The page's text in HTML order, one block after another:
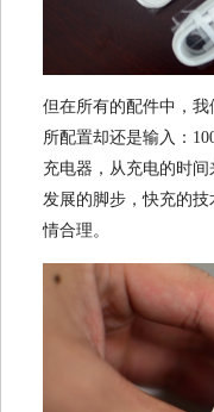
但在所有的配件中，我
所配置却还是输入：
充电器，从充电的时
发展的脚步，快充的
情合理。